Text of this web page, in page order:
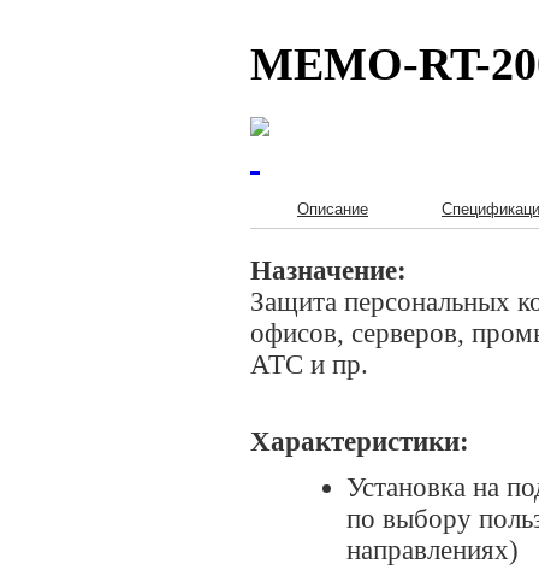
MEMO-RT-
Описание
Назначение:
Защита персональных
офисов, серверов,
АТС и пр.
Характеристики:
Установка на
по выбору
направлениях)